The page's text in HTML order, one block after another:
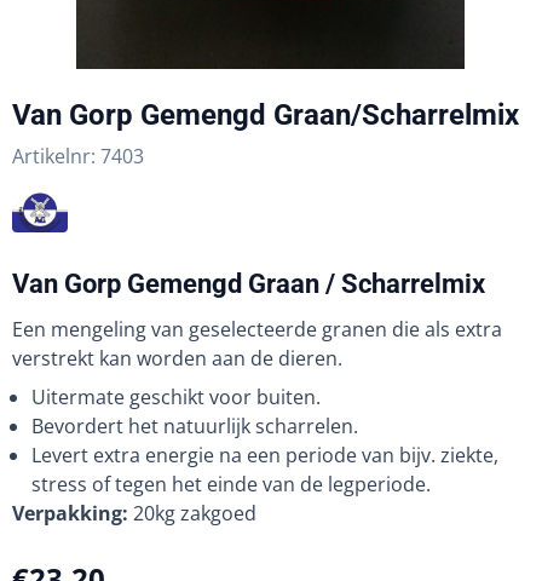
Van Gorp Gemengd Graan/Scharrelmix
Artikelnr: 7403
Van Gorp Gemengd Graan / Scharrelmix
Een mengeling van geselecteerde granen die als extra
verstrekt kan worden aan de dieren.
Uitermate geschikt voor buiten.
Bevordert het natuurlijk scharrelen.
Levert extra energie na een periode van bijv. ziekte,
stress of tegen het einde van de legperiode.
Verpakking: 20kg zakgoed